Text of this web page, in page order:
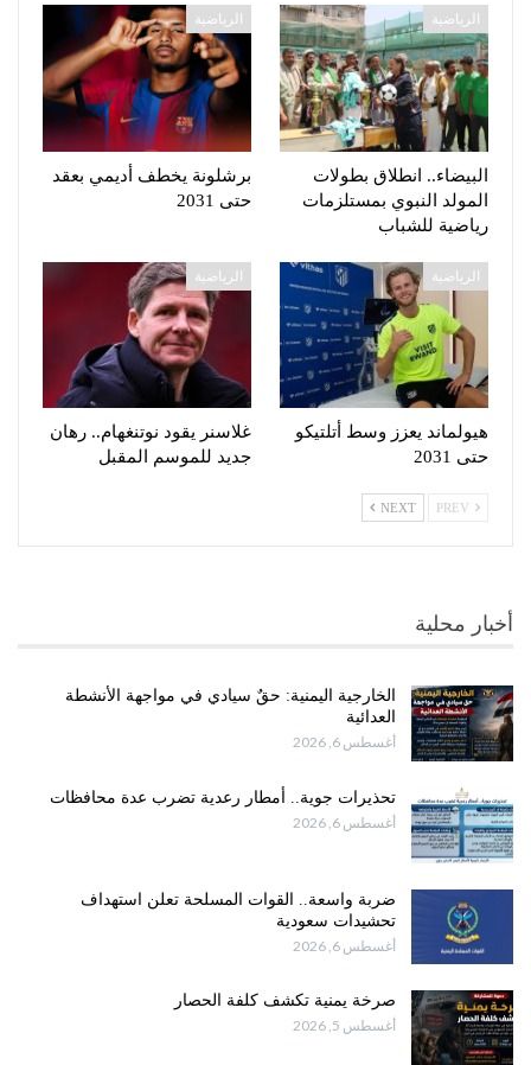
الرياضية
البيضاء.. انطلاق بطولات
المولد النبوي بمستلزمات
رياضية للشباب
الرياضية
برشلونة يخطف أديمي بعقد
حتى 2031
الرياضية
هيولماند يعزز وسط أتلتيكو
حتى 2031
الرياضية
غلاسنر يقود نوتنغهام.. رهان
جديد للموسم المقبل
NEXT
أخبار محلية
الخارجية اليمنية: حقٌ سيادي في مواجهة الأنشطة
العدائية
أغسطس 6, 2026
تحذيرات جوية.. أمطار رعدية تضرب عدة محافظات
أغسطس 6, 2026
ضربة واسعة.. القوات المسلحة تعلن استهداف
تحشيدات سعودية
أغسطس 6, 2026
صرخة يمنية تكشف كلفة الحصار
أغسطس 5, 2026